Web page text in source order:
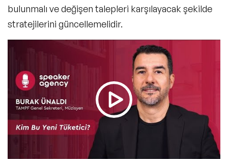
bulunmalı ve değişen talepleri karşılayacak şekilde
stratejilerini güncellemelidir.